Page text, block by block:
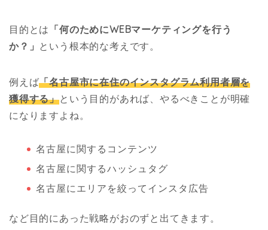
目的とは 「何のためにWEBマーケティングを行う
か？」 という根本的な考えです。
例えば「名古屋市に在住のインスタグラム利用者層を
獲得する」という目的があれば、やるべきことが明確
になりますよね。
名古屋に関するコンテンツ
名古屋に関するハッシュタグ
名古屋にエリアを絞ってインスタ広告
など目的にあった戦略がおのずと出てきます。